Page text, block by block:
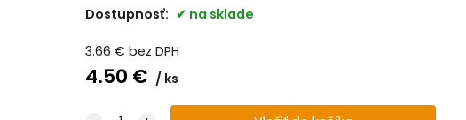
Dostupnosť: na sklade
3.66 € bez DPH
4.50 € ks